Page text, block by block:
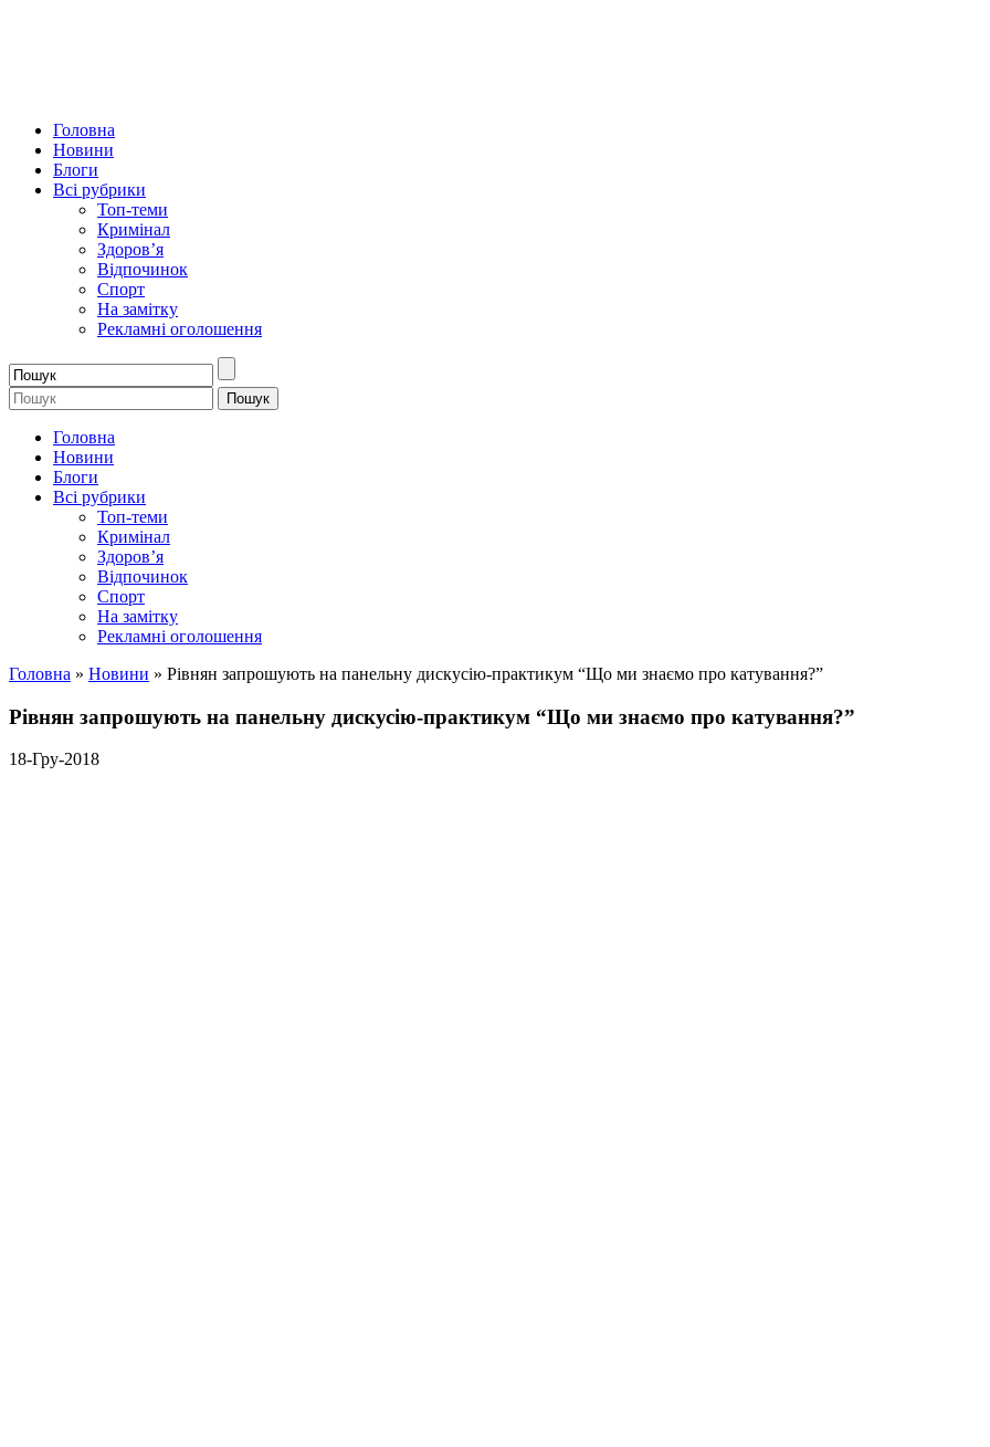
Головна
Новини
Блоги
Всі рубрики
Топ-теми
Кримінал
Здоров’я
Відпочинок
Спорт
На замітку
Рекламні оголошення
Головна
Новини
Блоги
Всі рубрики
Топ-теми
Кримінал
Здоров’я
Відпочинок
Спорт
На замітку
Рекламні оголошення
Головна » Новини » Рівнян запрошують на панельну дискусію-практикум “Що ми знаємо про катування?”
Рівнян запрошують на панельну дискусію-практикум “Що ми знаємо про катування?”
18-Гру-2018